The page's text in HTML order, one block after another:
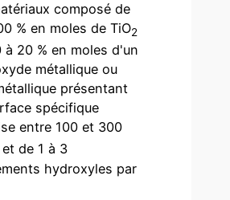
composé de
% en moles de TiO2
à 20 % en moles d'un
métallique ou
présentant
spécifique
entre 100 et 300
et de 1 à 3
hydroxyles par